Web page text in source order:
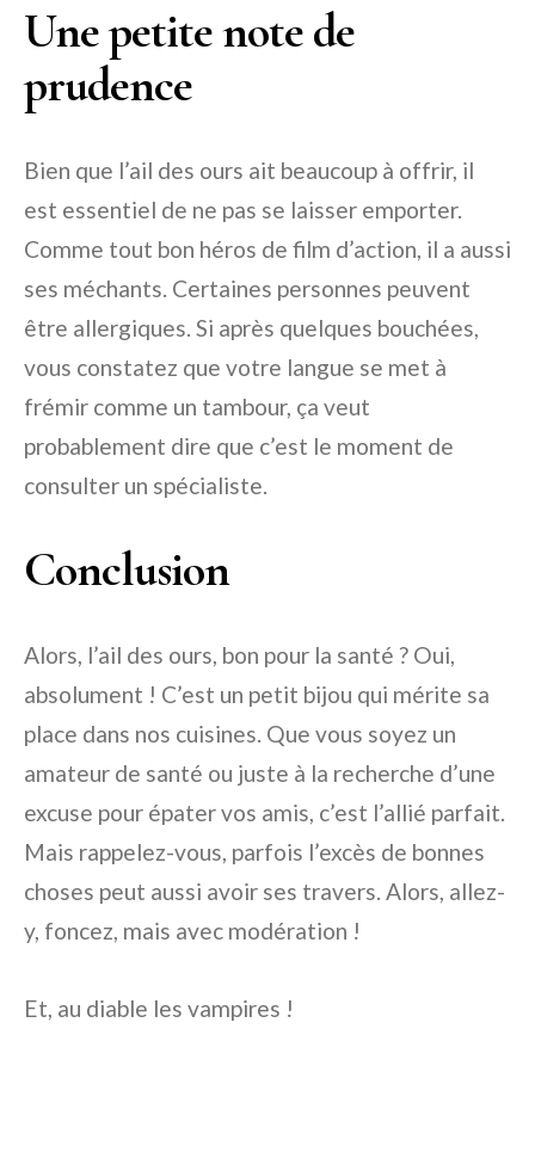
Une petite note de
prudence
Bien que l’ail des ours ait beaucoup à offrir, il
est essentiel de ne pas se laisser emporter.
Comme tout bon héros de film d’action, il a aussi
ses méchants. Certaines personnes peuvent
être allergiques. Si après quelques bouchées,
vous constatez que votre langue se met à
frémir comme un tambour, ça veut
probablement dire que c’est le moment de
consulter un spécialiste.
Conclusion
Alors, l’ail des ours, bon pour la santé ? Oui,
absolument ! C’est un petit bijou qui mérite sa
place dans nos cuisines. Que vous soyez un
amateur de santé ou juste à la recherche d’une
excuse pour épater vos amis, c’est l’allié parfait.
Mais rappelez-vous, parfois l’excès de bonnes
choses peut aussi avoir ses travers. Alors, allez-
y, foncez, mais avec modération !
Et, au diable les vampires !